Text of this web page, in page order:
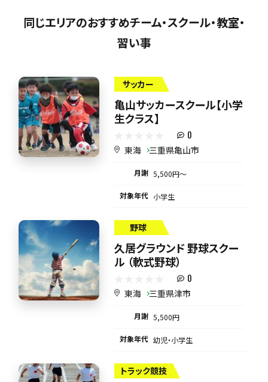
同じエリアのおすすめチーム・スクール・教室・
習い事
サッカー
亀山サッカースクール【小学
生クラス】
0
東海 三重県亀山市
月謝 5,500円〜
対象年代 小学生
野球
久居グラウンド 野球スクー
ル （軟式野球）
0
東海 三重県津市
月謝 5,500円
対象年代 幼児・小学生
トラック競技